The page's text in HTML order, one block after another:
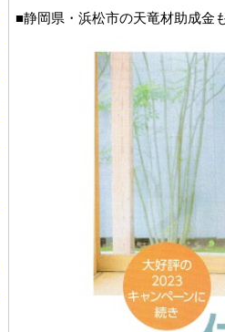
■静岡県・浜松市の天竜材助成金